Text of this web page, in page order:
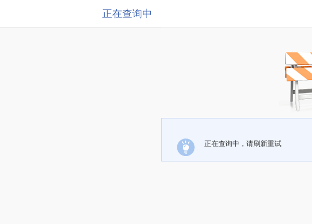
正在查询中
正在查询中，请刷新重试